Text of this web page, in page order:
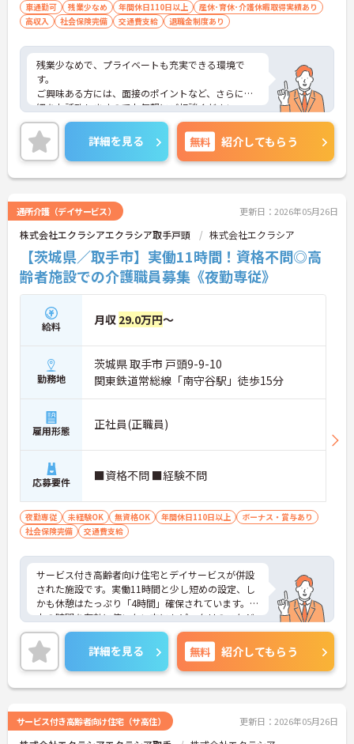
車通勤可 残業少なめ 年間休日110日以上
産休･育休･介護休暇取得実績あり
高収入
社会保険完備 交通費支給 退職金制度あり
残業少なめで、プライベートも充実できる環境で
す。
ご興味ある方には、面接のポイントなど、さらに詳
細をお話致しますのでお気軽にご相談ください。
詳細を見る 無料 紹介してもらう
通所介護（デイサービス） 更新日：2026年05月26日
株式会社エクラシアエクラシア取手戸頭 株式会社エクラシア
【茨城県／取手市】実働11時間！資格不問◎高
齢者施設での介護職員募集《夜勤専従》
給料 月収 29.0万円～
勤務地
茨城県 取手市 戸頭9-9-10
関東鉄道常総線「南守谷駅」徒歩15分
雇用形態 正社員(正職員)
応募要件 ■資格不問 ■経験不問
夜勤専従 未経験OK 無資格OK 年間休日110日以上
ボーナス・賞与あり
社会保険完備
交通費支給
サービス付き高齢者向け住宅とデイサービスが併設
された施設です。実働11時間と少し短めの設定、し
かも休憩はたっぷり「4時間」確保されています。日
中の時間を有効に使いたい方にもピッタリのスケジ
ュールです。
◆「学びたい」という意欲を全力で応援する職場で
す。資格取得支援制度を利用すれば、介護職員初任
者研修や実務者研修などの費用を会社負担で取得可
能です。資格を取得するごとにしっかりと給与に反
◆施設ごとの課題を話し合う「スタッフミーティン
グ」や、利用者様へのケアを考える「ケースカンフ
詳細を見る 無料 紹介してもらう
サービス付き高齢者向け住宅（サ高住） 更新日：2026年05月26日